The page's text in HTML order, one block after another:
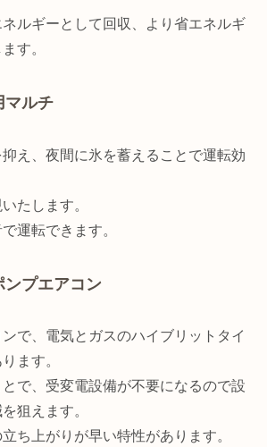
ルギーとして回収、より省エネルギ
す。
マルチ
え、夜間に氷を蓄えることで運転効
たします。
運転できます。
ンプエアコン
で、電気とガスのハイブリットタイ
ます。
で、受変電設備が不要になるので設
狙えます。
ち上がりが早い特性があります。